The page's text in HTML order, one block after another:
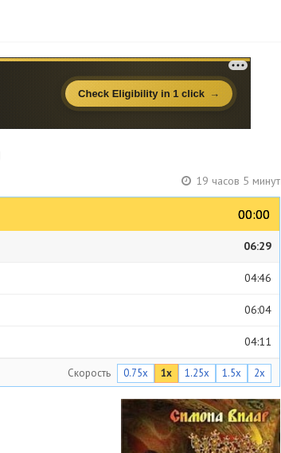
19 часов 5 минут
00:00
00:00
06:29
04:46
06:04
04:11
04:22
04:02
05:31
Скорость 0.75x 1x 1.25x 1.5x 2x